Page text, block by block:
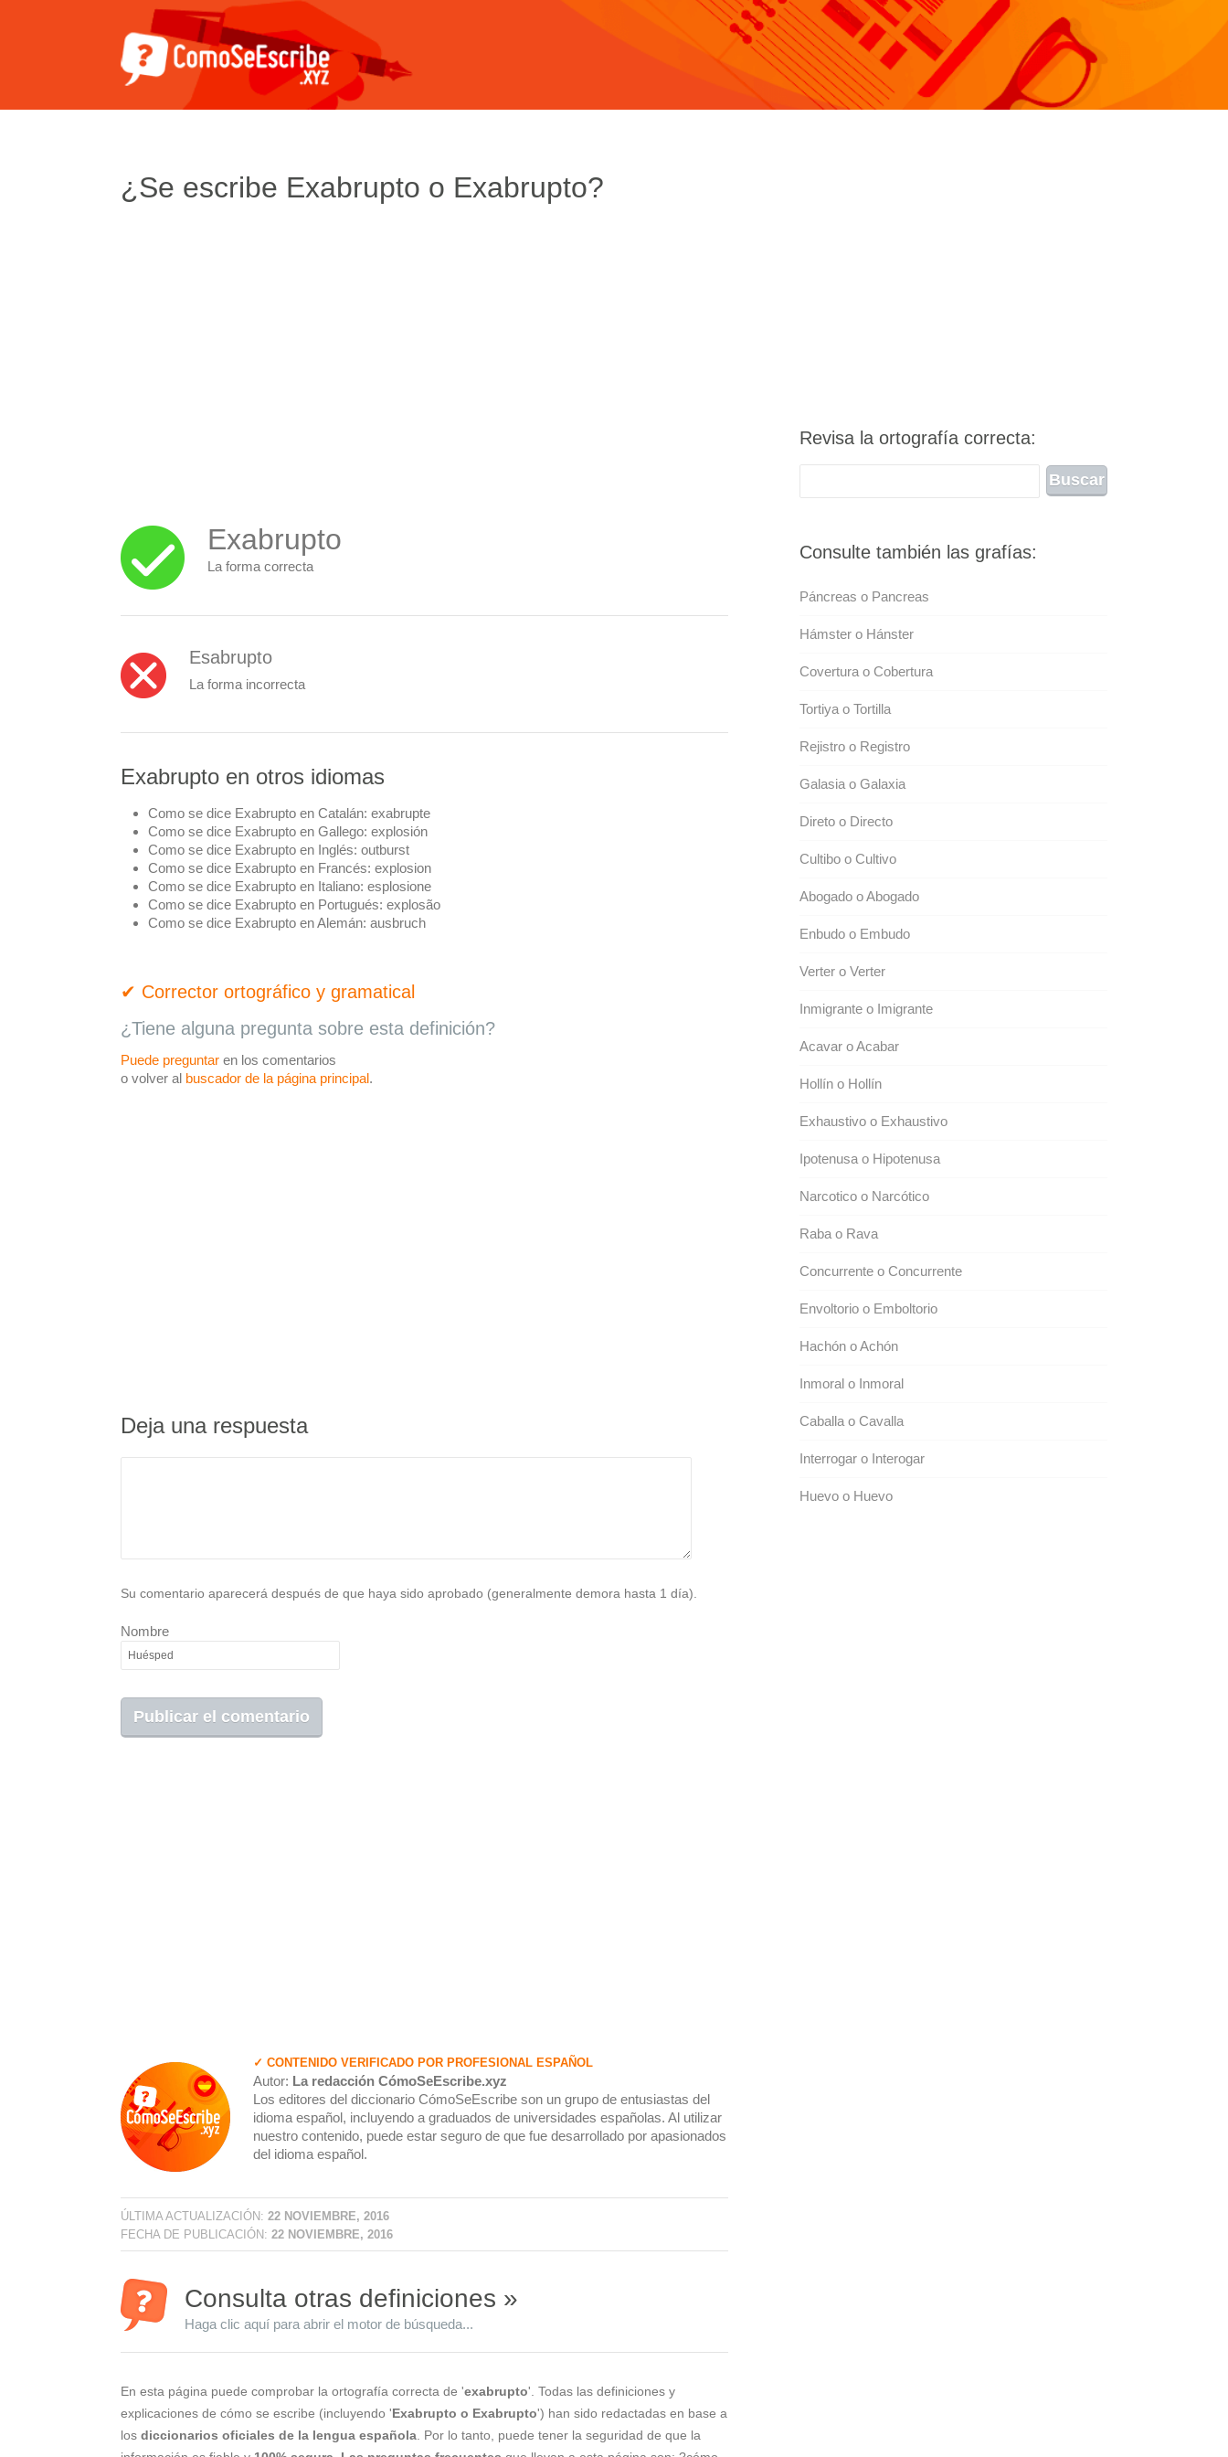
¿Se escribe Exabrupto o Exabrupto?
Exabrupto
La forma correcta
Esabrupto
La forma incorrecta
Exabrupto en otros idiomas
Como se dice Exabrupto en Catalán: exabrupte
Como se dice Exabrupto en Gallego: explosión
Como se dice Exabrupto en Inglés: outburst
Como se dice Exabrupto en Francés: explosion
Como se dice Exabrupto en Italiano: esplosione
Como se dice Exabrupto en Portugués: explosão
Como se dice Exabrupto en Alemán: ausbruch
✔ Corrector ortográfico y gramatical
¿Tiene alguna pregunta sobre esta definición?
Puede preguntar en los comentarios
o volver al buscador de la página principal.
Deja una respuesta
Su comentario aparecerá después de que haya sido aprobado (generalmente demora hasta 1 día).
Nombre
✓ CONTENIDO VERIFICADO POR PROFESIONAL ESPAÑOL
Autor: La redacción CómoSeEscribe.xyz
Los editores del diccionario CómoSeEscribe son un grupo de entusiastas del
idioma español, incluyendo a graduados de universidades españolas. Al utilizar
nuestro contenido, puede estar seguro de que fue desarrollado por apasionados
del idioma español.
ÚLTIMA ACTUALIZACIÓN: 22 NOVIEMBRE, 2016
FECHA DE PUBLICACIÓN: 22 NOVIEMBRE, 2016
Consulta otras definiciones »
Haga clic aquí para abrir el motor de búsqueda...
En esta página puede comprobar la ortografía correcta de 'exabrupto'. Todas las definiciones y
explicaciones de cómo se escribe (incluyendo 'Exabrupto o Exabrupto') han sido redactadas en base a
los diccionarios oficiales de la lengua española . Por lo tanto, puede tener la seguridad de que la
Revisa la ortografía correcta:
Consulte también las grafías:
Páncreas o Pancreas
Hámster o Hánster
Covertura o Cobertura
Tortiya o Tortilla
Rejistro o Registro
Galasia o Galaxia
Direto o Directo
Cultibo o Cultivo
Abogado o Abogado
Enbudo o Embudo
Verter o Verter
Inmigrante o Imigrante
Acavar o Acabar
Hollín o Hollín
Exhaustivo o Exhaustivo
Ipotenusa o Hipotenusa
Narcotico o Narcótico
Raba o Rava
Concurrente o Concurrente
Envoltorio o Emboltorio
Hachón o Achón
Inmoral o Inmoral
Caballa o Cavalla
Interrogar o Interogar
Huevo o Huevo